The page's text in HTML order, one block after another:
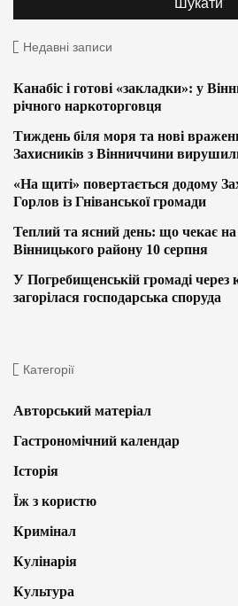
Недавні записи
Канабіс і готові «закладки»: у
річного наркоторговця
Тиждень біля моря та нові
Захисників з Вінниччини
«На щиті» повертається додому
Горлов із Гніванської громади
Теплий та ясний день: що чекає
Вінницького району 10 серпня
У Погребищенській громаді через
загорілася господарська споруда
Категорії
Авторський матеріал
Гастрономічний календар
Історія
Їж з користю
Кримінал
Кулінарія
Культура